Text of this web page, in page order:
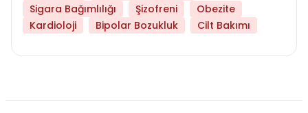
Sigara Bağımlılığı
Şizofreni
Obezite
Kardioloji
Bipolar Bozukluk Cilt Bakımı